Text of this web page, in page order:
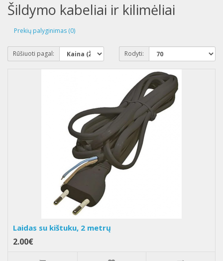
Šildymo kabeliai ir kilimėliai
Prekių palyginimas (0)
Rūšiuoti pagal: Rodyti:
Laidas su kištuku, 2 metrų
2.00€